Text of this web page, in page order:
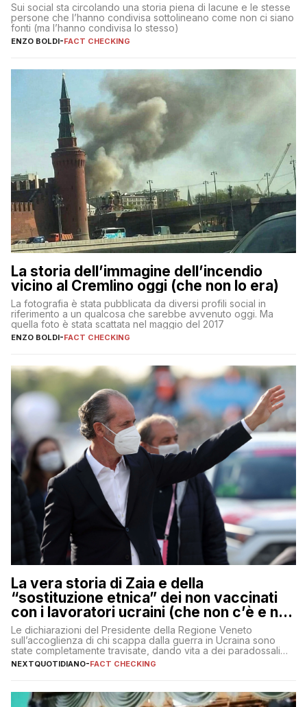
Sui social sta circolando una storia piena di lacune e le stesse
persone che l’hanno condivisa sottolineano come non ci siano
fonti (ma l’hanno condivisa lo stesso)
ENZO BOLDI-FACT CHECKING
La storia dell’immagine dell’incendio
vicino al Cremlino oggi (che non lo era)
La fotografia è stata pubblicata da diversi profili social in
riferimento a un qualcosa che sarebbe avvenuto oggi. Ma
quella foto è stata scattata nel maggio del 2017
ENZO BOLDI-FACT CHECKING
La vera storia di Zaia e della
“sostituzione etnica” dei non vaccinati
con i lavoratori ucraini (che non c’è e non
ci sarà)
Le dichiarazioni del Presidente della Regione Veneto
sull’accoglienza di chi scappa dalla guerra in Ucraina sono
state completamente travisate, dando vita a dei paradossali
falsi che girano sui social
NEXTQUOTIDIANO-FACT CHECKING